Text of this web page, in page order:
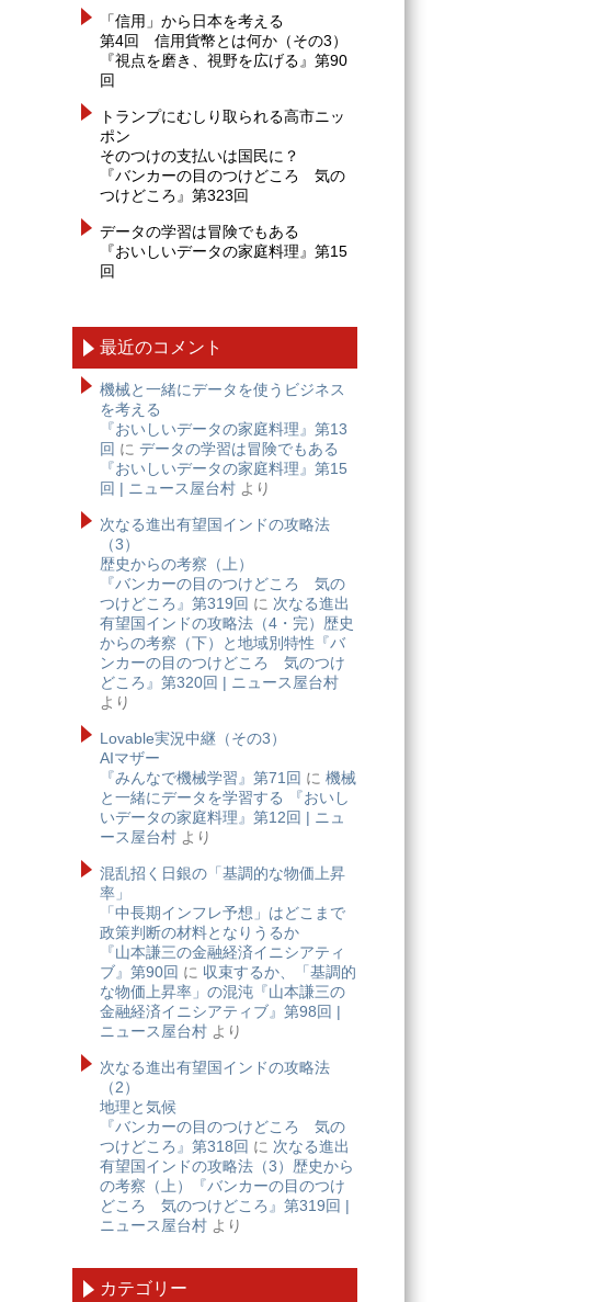
「信用」から日本を考える
第4回 信用貨幣とは何か（その3）
『視点を磨き、視野を広げる』第90
回
トランプにむしり取られる高市ニッ
ポン
そのつけの支払いは国民に？
『バンカーの目のつけどころ 気の
つけどころ』第323回
データの学習は冒険でもある
『おいしいデータの家庭料理』第15
回
最近のコメント
機械と一緒にデータを使うビジネス
を考える
『おいしいデータの家庭料理』第13
回 に データの学習は冒険でもある
『おいしいデータの家庭料理』第15
回 | ニュース屋台村 より
次なる進出有望国インドの攻略法
（3）
歴史からの考察（上）
『バンカーの目のつけどころ 気の
つけどころ』第319回 に 次なる進出
有望国インドの攻略法（4・完）歴史
からの考察（下）と地域別特性『バ
ンカーの目のつけどころ 気のつけ
どころ』第320回 | ニュース屋台村
より
Lovable実況中継（その3）
AIマザー
『みんなで機械学習』第71回 に 機械
と一緒にデータを学習する 『おいし
いデータの家庭料理』第12回 | ニュ
ース屋台村 より
混乱招く日銀の「基調的な物価上昇
率」
「中長期インフレ予想」はどこまで
政策判断の材料となりうるか
『山本謙三の金融経済イニシアティ
ブ』第90回 に 収束するか、「基調的
な物価上昇率」の混沌『山本謙三の
金融経済イニシアティブ』第98回 |
ニュース屋台村 より
次なる進出有望国インドの攻略法
（2）
地理と気候
『バンカーの目のつけどころ 気の
つけどころ』第318回 に 次なる進出
有望国インドの攻略法（3）歴史から
の考察（上）『バンカーの目のつけ
どころ 気のつけどころ』第319回 |
ニュース屋台村 より
カテゴリー